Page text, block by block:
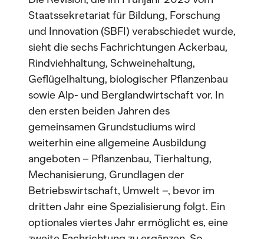
Staatssekretariat für Bildung, Forschung
und Innovation (SBFI) verabschiedet wurde,
sieht die sechs Fachrichtungen Ackerbau,
Rindviehhaltung, Schweinehaltung,
Geflügelhaltung, biologischer Pflanzenbau
sowie Alp- und Berglandwirtschaft vor. In
den ersten beiden Jahren des
gemeinsamen Grundstudiums wird
weiterhin eine allgemeine Ausbildung
angeboten – Pflanzenbau, Tierhaltung,
Mechanisierung, Grundlagen der
Betriebswirtschaft, Umwelt –, bevor im
dritten Jahr eine Spezialisierung folgt. Ein
optionales viertes Jahr ermöglicht es, eine